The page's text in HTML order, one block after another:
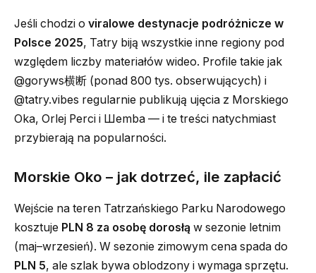
Jeśli chodzi o viralowe destynacje podróżnicze w
Polsce 2025, Tatry biją wszystkie inne regiony pod
względem liczby materiałów wideo. Profile takie jak
@goryws横断 (ponad 800 tys. obserwujących) i
@tatry.vibes regularnie publikują ujęcia z Morskiego
Oka, Orlej Perci i Шemba — i te treści natychmiast
przybierają na popularności.
Morskie Oko – jak dotrzeć, ile zapłacić
Wejście na teren Tatrzańskiego Parku Narodowego
kosztuje PLN 8 za osobę dorosłą w sezonie letnim
(maj–wrzesień). W sezonie zimowym cena spada do
PLN 5, ale szlak bywa oblodzony i wymaga sprzętu.